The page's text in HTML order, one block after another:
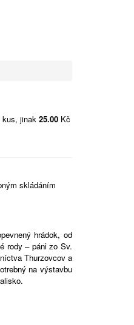
kus, jinak25.00 Kč
skládáním
hrádok, od
rody – páni zo Sv.
Thurzovcov a
na výstavbu